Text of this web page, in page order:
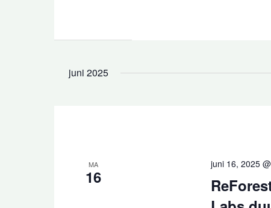
juni 2025
MA
16
juni 16, 2025